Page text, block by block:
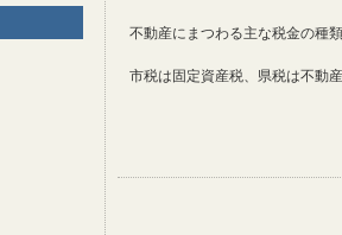
不動産にまつわる主な税金の種
市税は固定資産税、県税は不動